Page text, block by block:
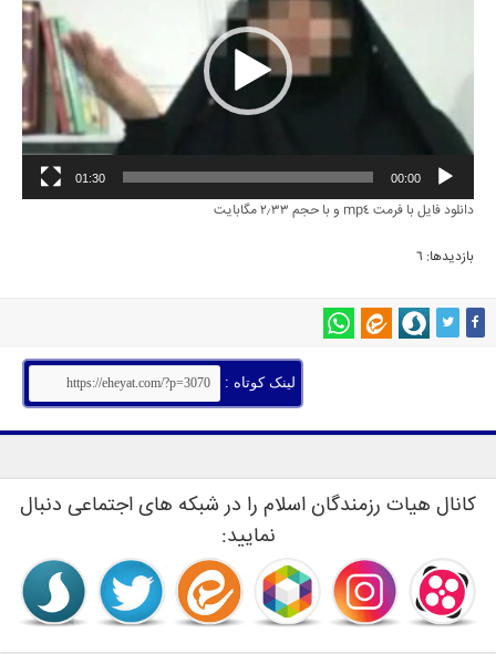
00:00
01:30
دانلود فایل با فرمت mp4 و با حجم 2٫3۳ مگابایت
بازدیدها: 6
لینک کوتاه :
کانال هیات رزمندگان اسلام را در شبکه های اجتماعی دنبال
نمایید: